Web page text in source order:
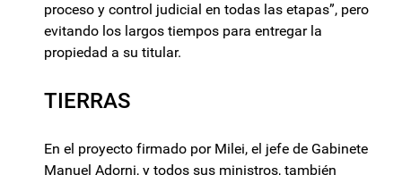
proceso y control judicial en todas las etapas”, pero
evitando los largos tiempos para entregar la
propiedad a su titular.
TIERRAS
En el proyecto firmado por Milei, el jefe de Gabinete
Manuel Adorni, y todos sus ministros, también